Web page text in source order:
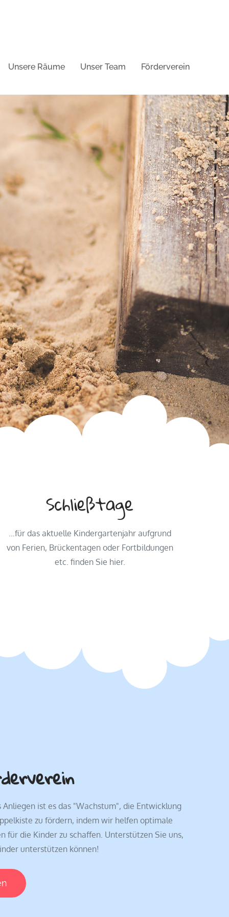
Unsere Räume Unser Team Förderverein
Schließtage
…für das aktuelle Kindergartenjahr aufgrund
von Ferien, Brückentagen oder Fortbildungen
etc. finden Sie hier.
Anliegen ist es das "Wachstum", die Entwicklung
zu fördern, indem wir helfen optimale
für die Kinder zu schaffen. Unterstützen Sie uns,
unterstützen können!